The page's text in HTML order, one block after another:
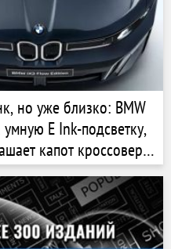
но уже близко: BMW
умную E Ink-подсветку,
капот кроссовера